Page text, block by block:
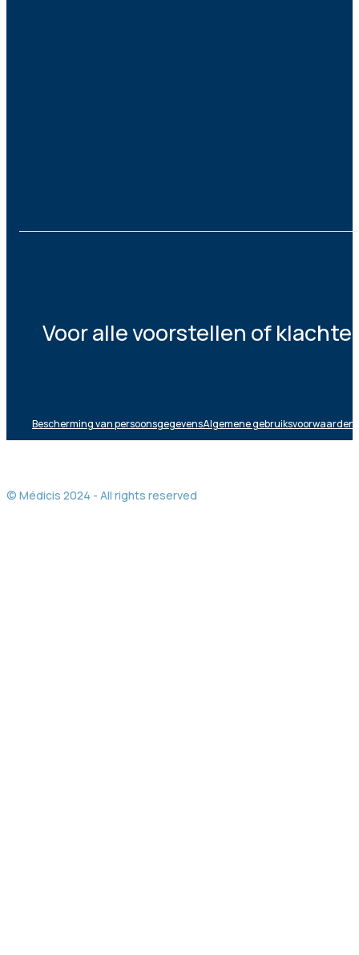
Voor alle voorstellen of
Bescherming van persoonsgegevensAlgemene gebruiksvoorwaarden
© Médicis 2024 - All rights reserved